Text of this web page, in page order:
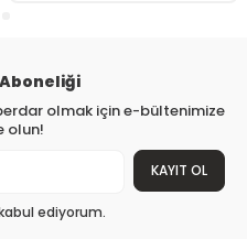
olmak için e-bültenimize
olun!
KAYIT OL
ediyorum.